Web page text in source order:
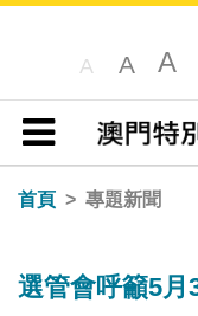
A A A
目錄
首頁
專題新聞
選管會呼籲5月